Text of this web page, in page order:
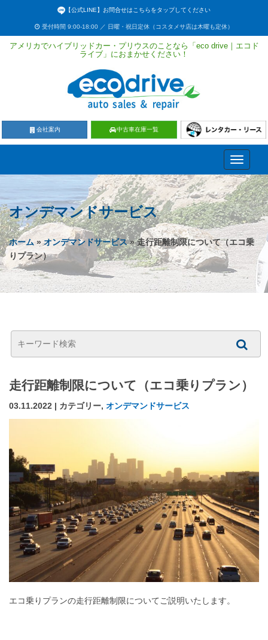
【公式LINE】お問合せはこちらをタップしてください
受付時間 9:00-18:00 ／ 日曜・祝日定休（コスタメサ店は木曜も定休）
アメリカでハイブリッドカー・プリウスのことなら「eco drive｜エコド
ライブ」におまかせください！
会社案内 中古車在庫一覧
Toggle
オンデマンドサービス
ホーム»オンデマンドサービス» 走行距離制限について（エコ乗
りプラン）
走行距離制限について（エコ乗りプラン）
03.11.2022 | カテゴリー, オンデマンドサービス
エコ乗りプランの走行距離制限についてご説明いたします。